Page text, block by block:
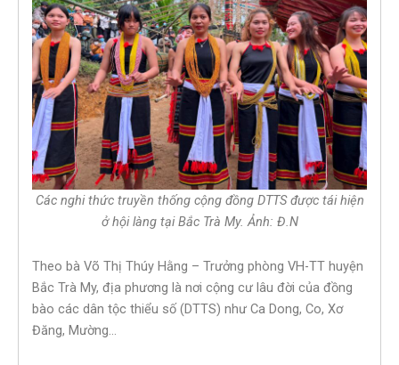
Các nghi thức truyền thống cộng đồng DTTS được tái hiện
ở hội làng tại Bắc Trà My. Ảnh: Đ.N
Theo bà Võ Thị Thúy Hằng – Trưởng phòng VH-TT huyện
Bắc Trà My, địa phương là nơi cộng cư lâu đời của đồng
bào các dân tộc thiểu số (DTTS) như Ca Dong, Co, Xơ
Đăng, Mường…